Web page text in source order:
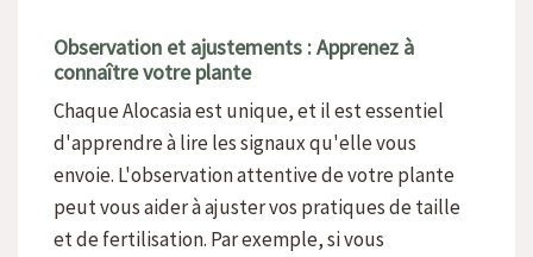
Observation et ajustements : Apprenez à
connaître votre plante
Chaque Alocasia est unique, et il est essentiel
d'apprendre à lire les signaux qu'elle vous
envoie. L'observation attentive de votre plante
peut vous aider à ajuster vos pratiques de taille
et de fertilisation. Par exemple, si vous